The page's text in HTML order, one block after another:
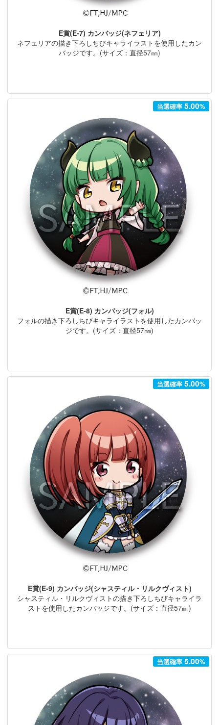
E賞(E-7) カンバッジ(ネフェリア)
ネフェリアの描き下ろしちびキャライラストを使用したカン
バッジです。(サイズ：直径57㎜)
当選確率5.00%
E賞(E-8) カンバッジ(フォル)
フォルの描き下ろしちびキャライラストを使用したカンバッ
ジです。(サイズ：直径57㎜)
当選確率5.00%
E賞(E-9) カンバッジ(シャスティル・リルクヴィスト)
シャスティル・リルクヴィストの描き下ろしちびキャライラ
ストを使用したカンバッジです。(サイズ：直径57㎜)
当選確率5.00%